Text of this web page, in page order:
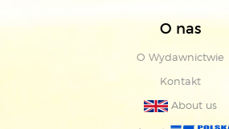
O nas
O Wydawnictwie
Kontakt
About us